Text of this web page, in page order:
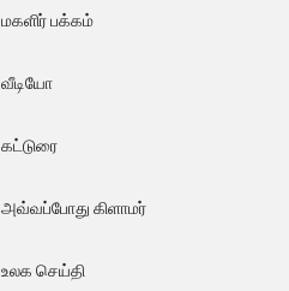
மகளிர் பக்கம்
வீடியோ
கட்டுரை
அவ்வப்போது கிளாமர்
உலக செய்தி